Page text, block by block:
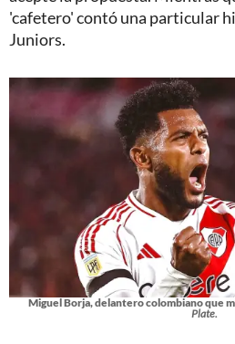
'cafetero' contó una particular
Juniors.
Miguel Borja, delantero colombiano que
Plate.